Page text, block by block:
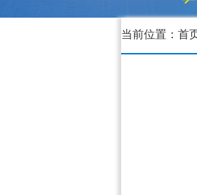
当前位置： 首